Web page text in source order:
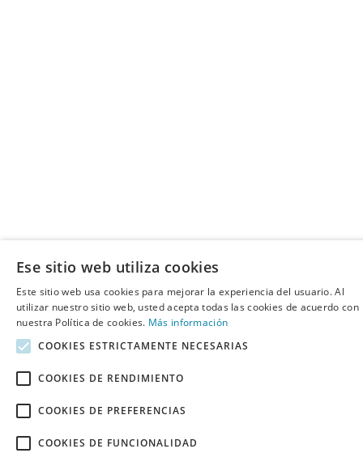
Ese sitio web utiliza cookies
Este sitio web usa cookies para mejorar la experiencia del usuario. Al
utilizar nuestro sitio web, usted acepta todas las cookies de acuerdo con
nuestra Política de cookies. Más información
COOKIES ESTRICTAMENTE NECESARIAS
COOKIES DE RENDIMIENTO
COOKIES DE PREFERENCIAS
COOKIES DE FUNCIONALIDAD